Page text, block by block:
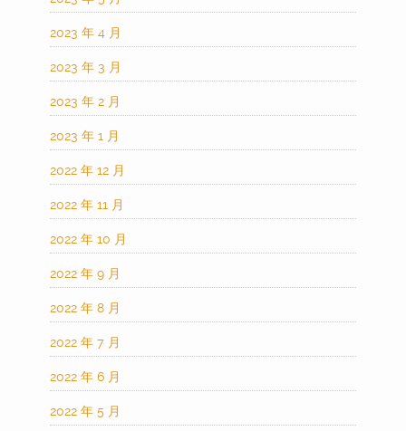
2023 年 4 月
2023 年 3 月
2023 年 2 月
2023 年 1 月
2022 年 12 月
2022 年 11 月
2022 年 10 月
2022 年 9 月
2022 年 8 月
2022 年 7 月
2022 年 6 月
2022 年 5 月